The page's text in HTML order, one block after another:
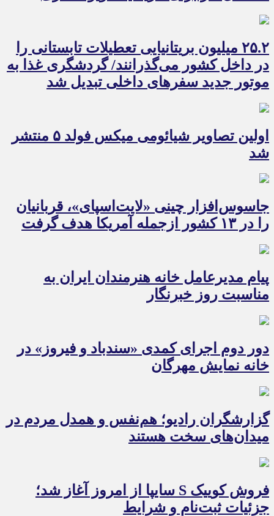
۲۵.۲ میلیون بریتانیایی تعطیلات تابستانی را
در داخل کشور می‌گذرانند/ گردشگری غذا به
موتور جدید سفرهای داخلی تبدیل شد
اولین تصاویر شیائومی میکس فولد ۵ منتشر
شد
جاسوس‌افزار چینی «لایت‌اسپای»، قربانیان
را در ۱۳ کشور ازجمله آمریکا هدف گرفت
پیام مدیرعامل خانه هنرمندان ایران به
مناسبت روز خبرنگار
دور دوم اجرای کمدی «سندباد و فیروز» در
خانه نمایش مهرگان
گزارشگران رادیو؛ هم‌نفس و همدل مردم در
میدان‌های سخت هستند
فروش کوییک S سایپا از امروز آغاز شد؛
جزئیات ثبت‌نام و شرایط